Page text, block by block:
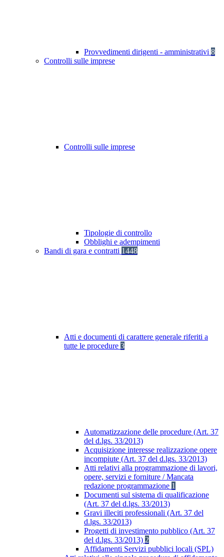
Provvedimenti dirigenti - amministrativi 8
Controlli sulle imprese
Controlli sulle imprese
Tipologie di controllo
Obblighi e adempimenti
Bandi di gara e contratti 1448
Atti e documenti di carattere generale riferiti a
tutte le procedure 3
Automatizzazione delle procedure (Art. 37
del d.lgs. 33/2013)
Acquisizione interesse realizzazione opere
incompiute (Art. 37 del d.lgs. 33/2013)
Atti relativi alla programmazione di lavori,
opere, servizi e forniture / Mancata
redazione programmazione 1
Documenti sul sistema di qualificazione
(Art. 37 del d.lgs. 33/2013)
Gravi illeciti professionali (Art. 37 del
d.lgs. 33/2013)
Progetti di investimento pubblico (Art. 37
del d.lgs. 33/2013) 2
Affidamenti Servizi pubblici locali (SPL)